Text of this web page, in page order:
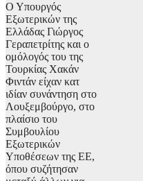
Ο Υπουργός
Εξωτερικών της
Ελλάδας Γιώργος
Γεραπετρίτης και ο
ομόλογός του της
Τουρκίας Χακάν
Φιντάν είχαν κατ
ιδίαν συνάντηση στο
Λουξεμβούργο, στο
πλαίσιο του
Συμβουλίου
Εξωτερικών
Υποθέσεων της ΕΕ,
όπου συζήτησαν